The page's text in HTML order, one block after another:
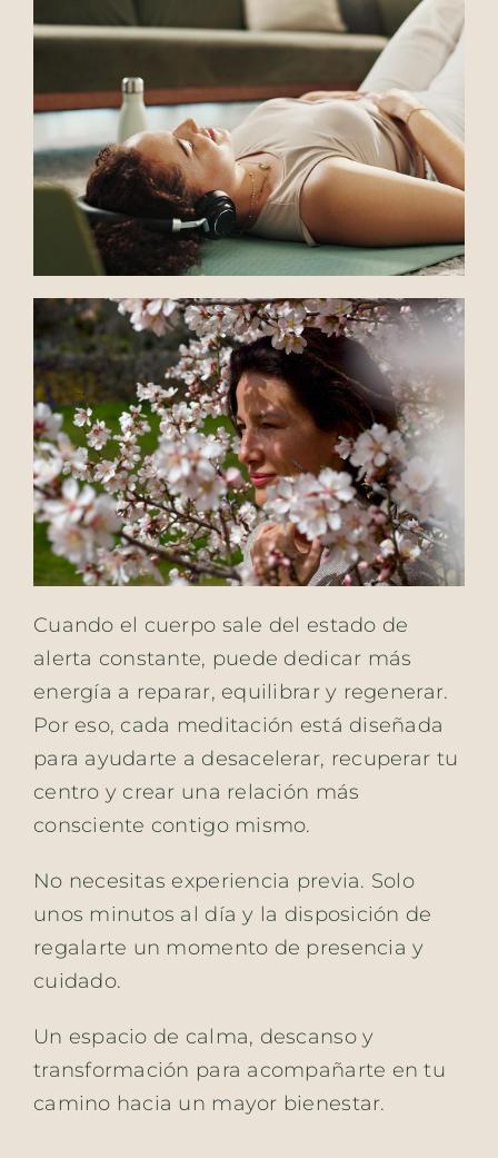
Cuando el cuerpo sale del estado de
alerta constante, puede dedicar más
energía a reparar, equilibrar y regenerar.
Por eso, cada meditación está diseñada
para ayudarte a desacelerar, recuperar tu
centro y crear una relación más
consciente contigo mismo.
No necesitas experiencia previa. Solo
unos minutos al día y la disposición de
regalarte un momento de presencia y
cuidado.
Un espacio de calma, descanso y
transformación para acompañarte en tu
camino hacia un mayor bienestar.